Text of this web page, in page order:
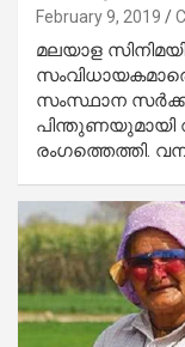
February 9, 2019
മലയാള
സംസ്ഥാന
പിന്തുണയുമായി
രംഗത്തെത്തി.